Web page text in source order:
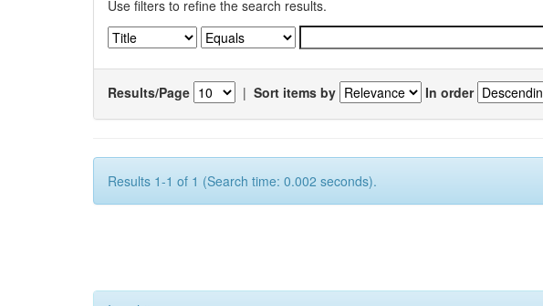
Use filters to refine the search results.
Results/Page | Sort items by In order
Results 1-1 of 1 (Search time: 0.002 seconds).